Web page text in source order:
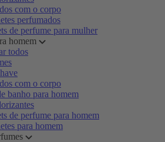
com o corpo
perfumados
de perfume para mulher
homem
todos
com o corpo
banho para homem
de perfume para homem
para homem